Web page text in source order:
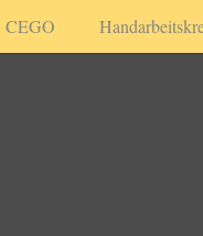
CEGO